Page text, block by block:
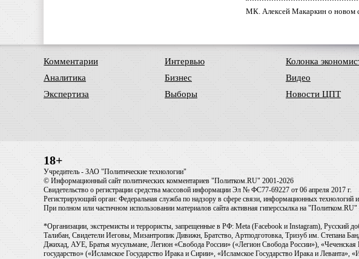
МК. Алексей Макаркин о новом
Комментарии
Аналитика
Экспертиза
Интервью
Бизнес
Выборы
Колонка
Видео
Новости ЦПТ
18+
Учредитель - ЗАО "Политические технологии"
© Информационный сайт политических комментариев "Политком.RU" 2001-2026
Свидетельство о регистрации средства массовой информации Эл № ФС77-69227 от 06 апреля 2017 г.
Регистрирующий орган: Федеральная служба по надзору в сфере связи, информационных технологий
При полном или частичном использовании материалов сайта активная гиперссылка на "Политком.RU"
*Организации, экстремисты и террористы, запрещенные в РФ: Meta (Facebook и Instagram),
Талибан, Свидетели Иеговы, Мизантропик Дивижн, Братство, Артподготовка, Тризуб им. Степана
Джихад, АУЕ, Братья мусульмане, Легион «Свобода России» («Легион Свобода России»),
государство» («Исламское Государство Ирака и Сирии», «Исламское Государство Ирака и